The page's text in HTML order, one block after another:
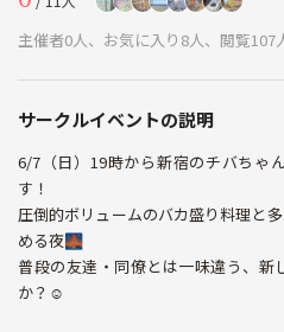
主催者0人、お気に入り8人、閲覧107
サークルイベントの説明
6/7（日）19時から新宿のチバちゃ
す！
圧倒的ボリュームのバカ盛り料理と
める夜🌉
普段の友達・同僚とは一味違う、
か？☺️